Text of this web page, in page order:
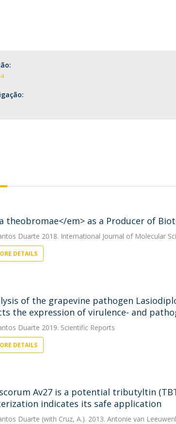
- Formação Avançada
Contactos
theobromae</em> as a Producer of
Duarte 2018. International Journal of Molecular
DETAILS
of the grapevine pathogen
the expression of virulence- and
Duarte 2019. Scientific Reports
DETAILS
Av27 is a potential tributyltin
indicates its safe application
Duarte (with Cruz, A.). 2013. Antonie van